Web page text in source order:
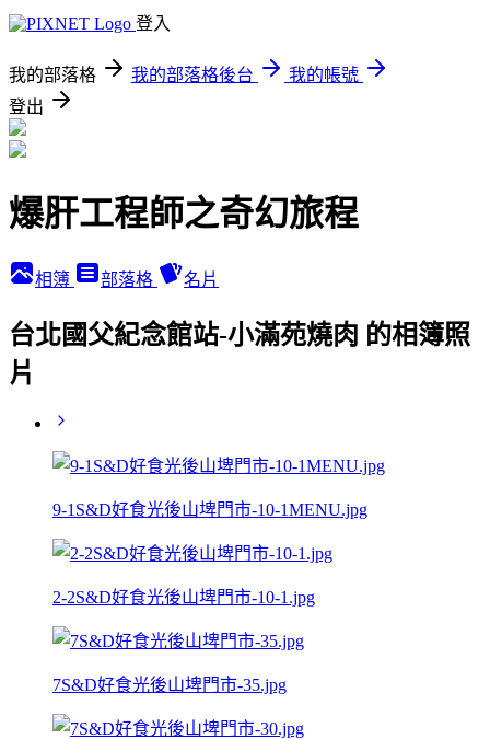
登入
我的部落格 我的部落格後台
我的帳號
登出
爆肝工程師之奇幻旅程
相簿 部落格 名片
台北國父紀念館站-小滿苑燒肉 的相簿照
片
9-1S&D好食光後山埤門市-10-1MENU.jpg
2-2S&D好食光後山埤門市-10-1.jpg
7S&D好食光後山埤門市-35.jpg